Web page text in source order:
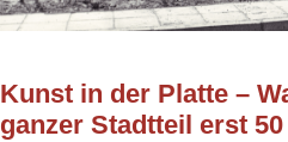
Kunst in der Platte –
ganzer Stadtteil erst